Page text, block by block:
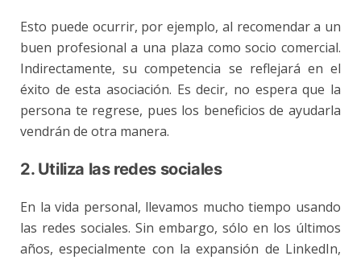
Esto puede ocurrir, por ejemplo, al recomendar a un
buen profesionala una plaza como socio comercial.
Indirectamente, su competencia se reflejará en el
éxito de esta asociación. Es decir, no espera que la
persona te regrese, pues los beneficios de ayudarla
vendrán de otra manera.
2. Utiliza las redes sociales
En la vida personal, llevamos mucho tiempo usando
las redes sociales. Sin embargo, sólo en los últimos
años, especialmente con la expansión de LinkedIn,